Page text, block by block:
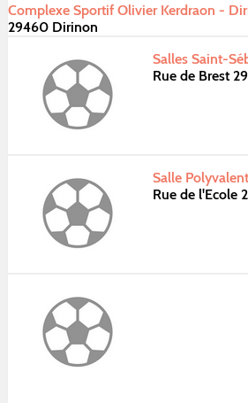
Complexe Sportif Olivier Kerdraon -
29460 Dirinon
Salles Saint-
Rue de Brest
Salle
Rue de l'Ecole